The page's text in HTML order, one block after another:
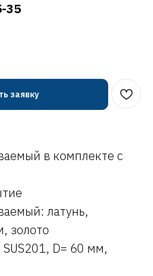
35
заявку
в комплекте с
латунь,
золото
D= 60 мм,